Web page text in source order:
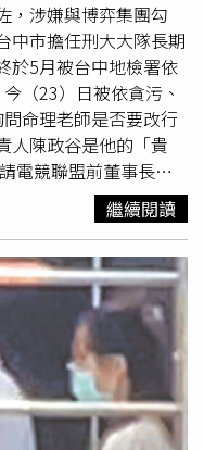
，涉嫌與博弈集團勾
中市擔任刑大大隊長期
於5月被台中地檢署依
（23）日被依貪污、
命理老師是否要改行
人陳政谷是他的「貴
電競聯盟前董事長徐
大擔任大隊長，再與徐
州博弈集團負責人陳政
給集團；據了解，林明
月致贈禮盒給徐培
可代為請託關說警職
將履歷表電子檔載有
大隊大隊長」等內容傳
中市刑大大隊長意願，
四大隊大隊長林明佐希
考量九州集團旗下的
繼續閱讀